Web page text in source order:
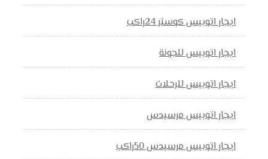
ايجار اتوبيس كوستر 24راكب
ايجار اتوبيس للجونة
ايجار اتوبيس للرحلات
ايجار اتوبيس مرسيدس
ايجار اتوبيس مرسيدس 50راكب